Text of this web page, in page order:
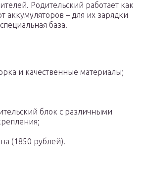
Родительский работает как
аккумуляторов – для их зарядки
база.
и качественные материалы;
блок с различными
(1850 рублей).